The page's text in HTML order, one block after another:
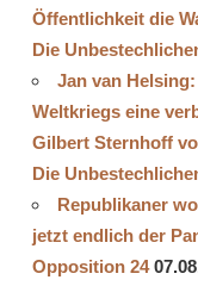
Öffentlichkeit die
Die
Jan van
Weltkriegs eine
Gilbert Sternhoff
Die
Republikaner
jetzt endlich der
Opposition 24